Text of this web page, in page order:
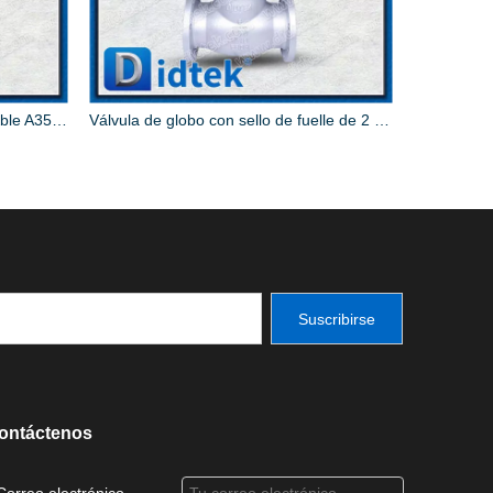
Válvula de globo de acero inoxidable A351 CF3M HW Válvula de globo con sello de fuelle de 2 pulgadas y 150 lb
Suscribirse